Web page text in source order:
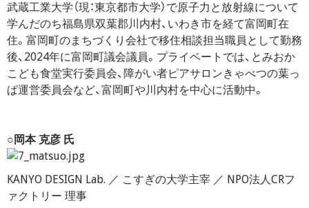
武蔵工業大学（現：東京都市大学）で原子力と放射線について
学んだのち福島県双葉郡川内村、いわき市を経て富岡町在
住。富岡町のまちづくり会社で移住相談担当職員として勤務
後、2024年に富岡町議会議員。プライベートでは、とみおか
こども食堂実行委員会、障がい者ピアサロンきゃべつの葉っ
ぱ運営委員会など、富岡町や川内村を中心に活動中。
○岡本 克彦 氏
KANYO DESIGN Lab. ／ こすぎの大学主宰 ／ NPO法人CRフ
ァクトリー 理事